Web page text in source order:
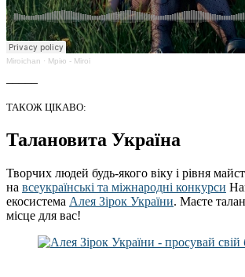
Miroichan · Мрію - Miroi
ТАКОЖ ЦІКАВО:
Талановита Україна
Творчих людей будь-якого віку і рівня
на всеукраїнські та міжнародні конкурси
екосистема Алея Зірок України. Маєте
місце для вас!